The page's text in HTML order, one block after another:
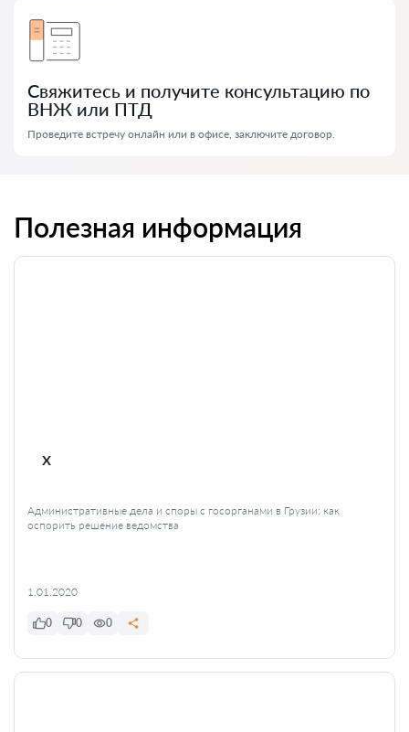
Свяжитесь и получите консультацию по
ВНЖ или ПТД
Проведите встречу онлайн или в офисе, заключите договор.
Полезная информация
x
Административные дела и споры с госорганами в Грузии: как
оспорить решение ведомства
1.01.2020
0 0 0